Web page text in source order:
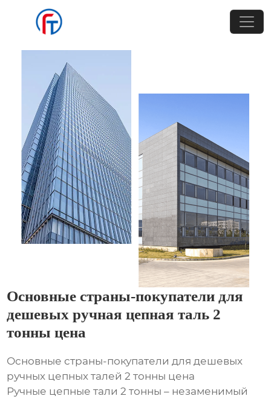
Основные страны-покупатели для
дешевых ручная цепная таль 2
тонны цена
Основные страны-покупатели для дешевых
ручных цепных талей 2 тонны цена
Ручные цепные тали 2 тонны – незаменимый